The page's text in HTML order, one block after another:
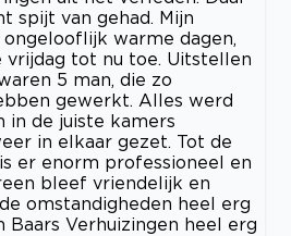
spijt van gehad. Mijn
warme dagen,
vrijdag tot nu toe. Uitstellen
5 man, die zo
gewerkt. Alles werd
de juiste kamers
in elkaar gezet. Tot de
er enorm professioneel en
bleef vriendelijk en
omstandigheden heel erg
Baars Verhuizingen heel erg